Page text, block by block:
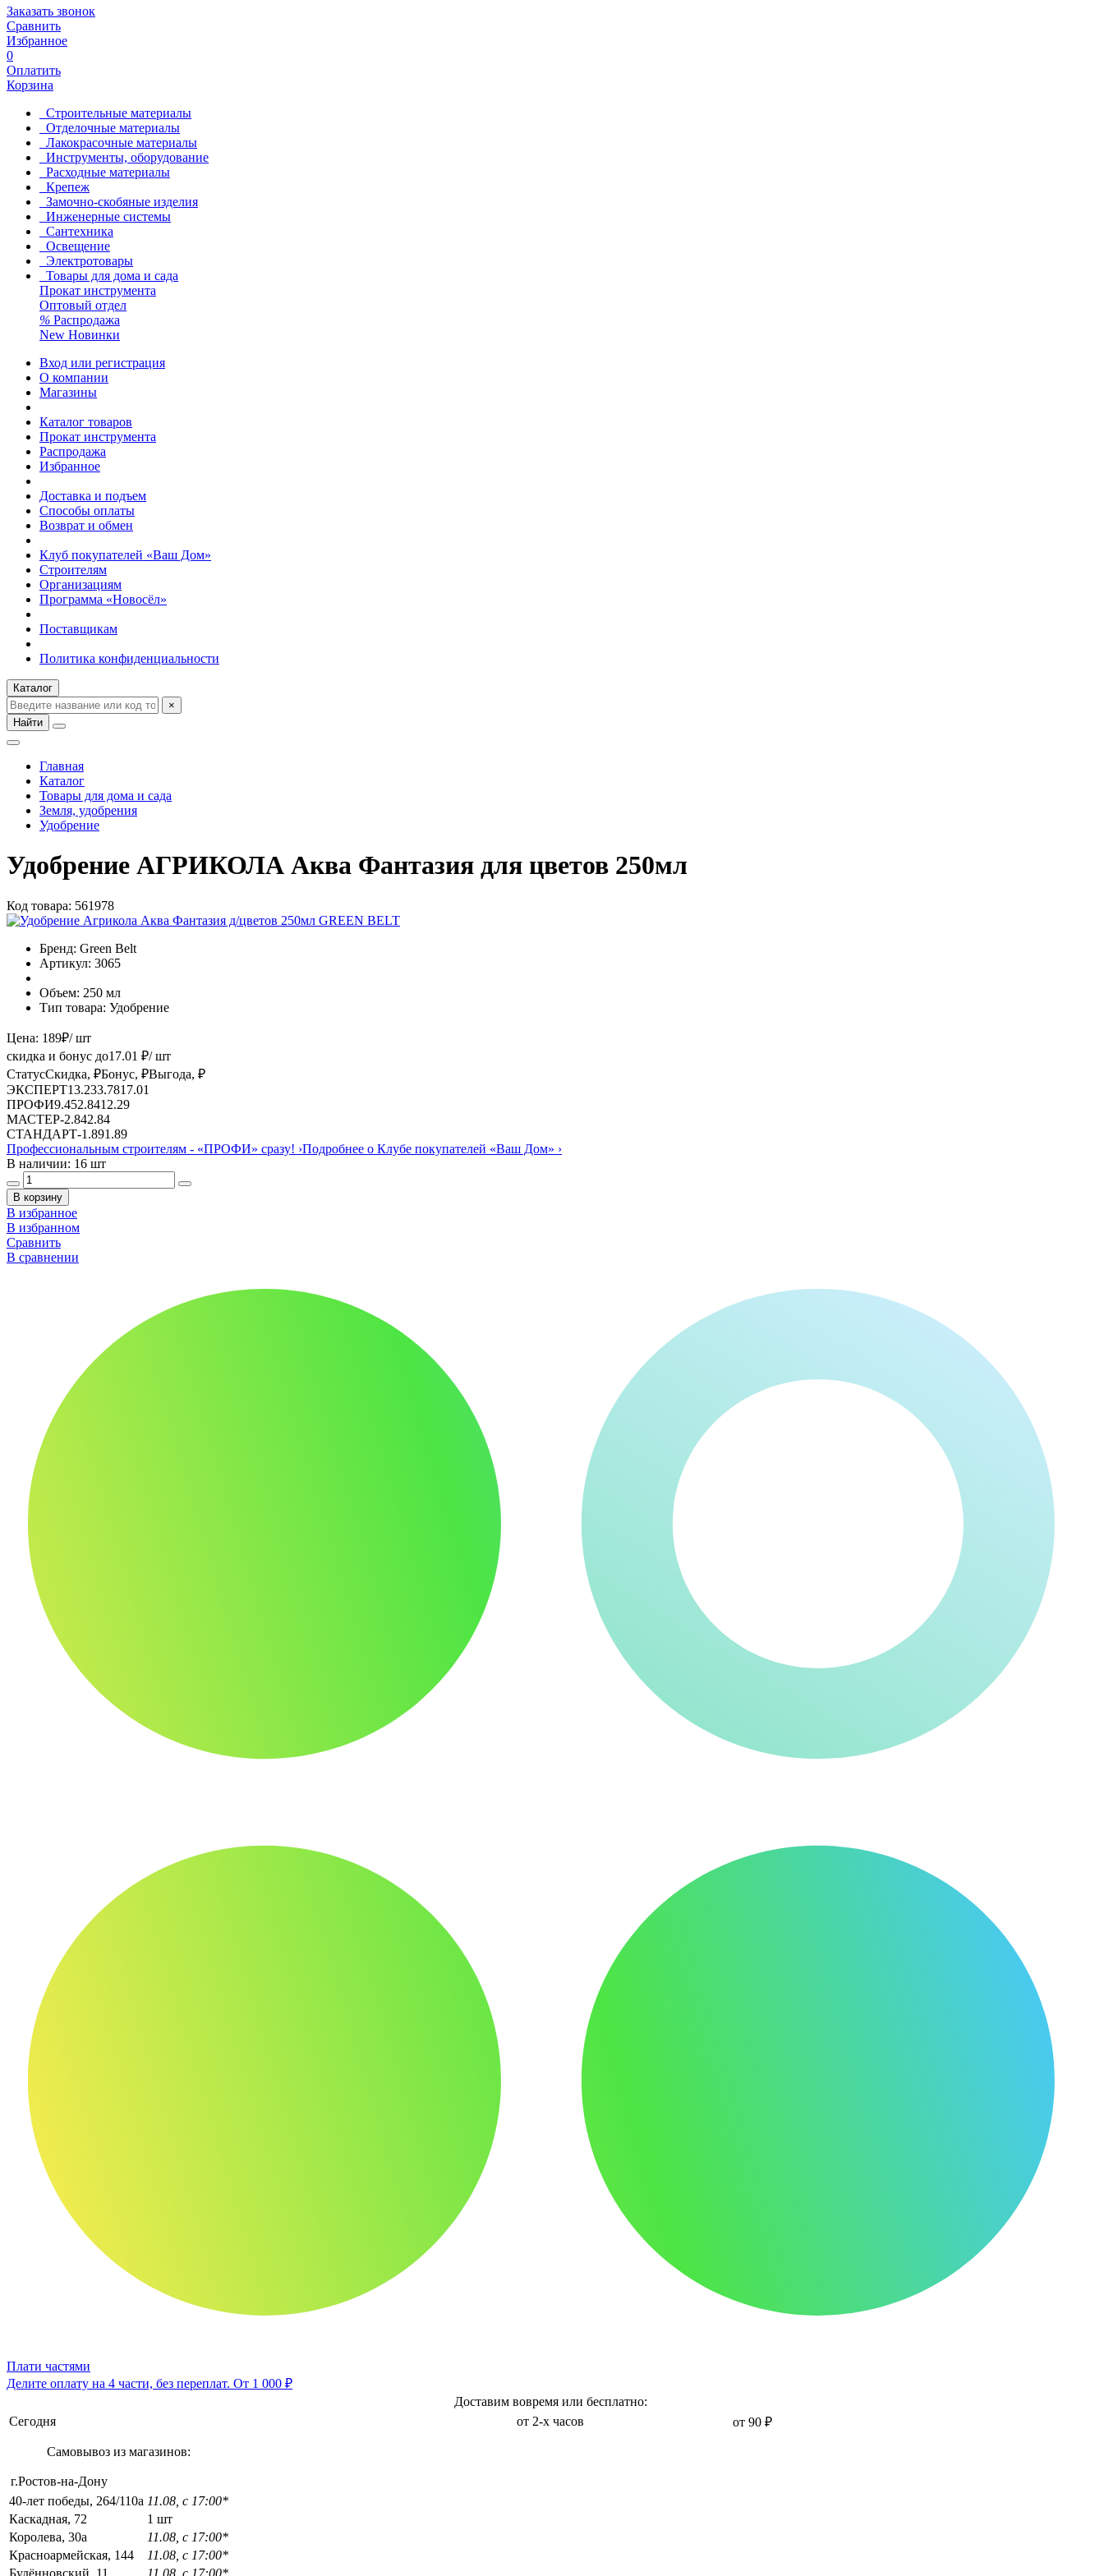
Заказать звонок
Сравнить
Избранное
0
Оплатить
Корзина
Строительные материалы
Отделочные материалы
Лакокрасочные материалы
Инструменты, оборудование
Расходные материалы
Крепеж
Замочно-скобяные изделия
Инженерные системы
Сантехника
Освещение
Электротовары
Товары для дома и сада
Прокат инструмента
Оптовый отдел
% Распродажа
New Новинки
Вход или регистрация
О компании
Магазины
Каталог товаров
Прокат инструмента
Распродажа
Избранное
Доставка и подъем
Способы оплаты
Возврат и обмен
Клуб покупателей «Ваш Дом»
Строителям
Организациям
Программа «Новосёл»
Поставщикам
Политика конфиденциальности
Каталог
×
Найти
Главная
Каталог
Товары для дома и сада
Земля, удобрения
Удобрение
Удобрение АГРИКОЛА Аква Фантазия для цветов 250мл
Код товара: 561978
Бренд: Green Belt
Артикул: 3065
Объем: 250 мл
Тип товара: Удобрение
Цена: 189₽/ шт
скидка и бонус до17.01 ₽/ шт
СтатусСкидка, ₽Бонус, ₽Выгода, ₽
ЭКСПЕРТ13.233.7817.01
ПРОФИ9.452.8412.29
МАСТЕР-2.842.84
СТАНДАРТ-1.891.89
Профессиональным строителям - «ПРОФИ» сразу! ›Подробнее о Клубе покупателей «Ваш Дом» ›
В наличии: 16 шт
В корзину
В избранное
В избранном
Сравнить
В сравнении
Плати частями
Делите оплату на 4 части, без переплат. От 1 000 ₽
Доставим вовремя или бесплатно:
Сегодня
от 2-х часов от 90 ₽
Самовывоз из магазинов:
г.Ростов-на-Дону
40-лет победы, 264/110а 11.08, с 17:00*
Каскадная, 72
1 шт
Королева, 30а
11.08, с 17:00*
Красноармейская, 144
11.08, с 17:00*
Будённовский, 11
11.08, с 17:00*